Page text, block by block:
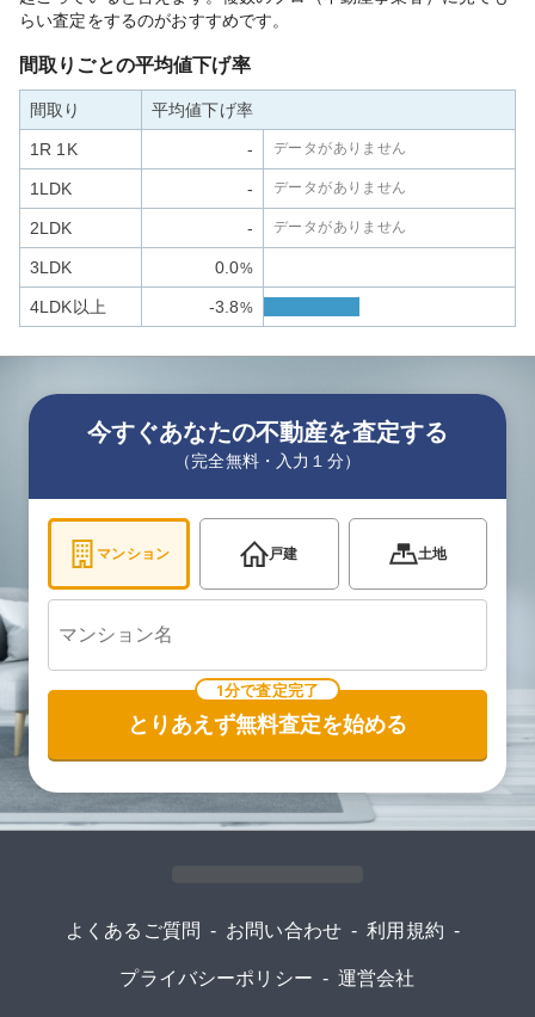
らい査定をするのがおすすめです。
間取りごとの平均値下げ率
間取り 平均値下げ率
1R 1K - データがありません
1LDK - データがありません
2LDK - データがありません
3LDK 0.0%
4LDK以上 -3.8%
今すぐあなたの不動産を査定する
（完全無料・入力１分）
マンション 戸建 土地
1分で査定完了
とりあえず無料査定を始める
よくあるご質問 - お問い合わせ - 利用規約 -
プライバシーポリシー - 運営会社